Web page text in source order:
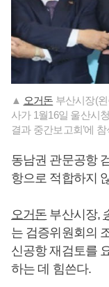
▲ 오거돈 부산시장(
사가 1월16일 울산시
결과 중간보고회’에
동남권 관문공항
항으로 적합하지
오거돈 부산시장,
는 검증위원회의
신공항 재검토를
하는 데 힘쓴다.